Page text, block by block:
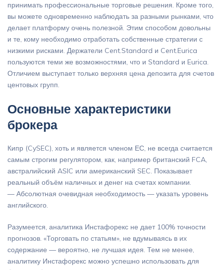
принимать профессиональные торговые решения. Кроме того,
вы можете одновременно наблюдать за разными рынками, что
делает платформу очень полезной. Этим способом довольны
и те, кому необходимо отработать собственные стратегии с
низкими рисками. Держатели Cent.Standard и Cent.Eurica
пользуются теми же возможностями, что и Standard и Eurica.
Отличием выступает только верхняя цена депозита для счетов
центовых групп.
Основные характеристики
брокера
Кипр (CySEC), хоть и является членом ЕС, не всегда считается
самым строгим регулятором, как, например британский FCA,
австралийский ASIC или американский SEC. Показывает
реальный объём наличных и денег на счетах компании.
— Абсолютная очевидная необходимость — указать уровень
английского.
Разумеется, аналитика Инстафорекс не дает 100% точности
прогнозов. «Торговать по статьям», не вдумываясь в их
содержание — вероятно, не лучшая идея. Тем не менее,
аналитику Инстафорекс можно успешно использовать для